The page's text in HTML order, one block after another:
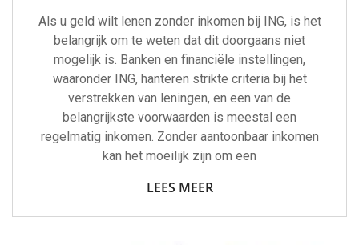
Als u geld wilt lenen zonder inkomen bij ING, is het
belangrijk om te weten dat dit doorgaans niet
mogelijk is. Banken en financiële instellingen,
waaronder ING, hanteren strikte criteria bij het
verstrekken van leningen, en een van de
belangrijkste voorwaarden is meestal een
regelmatig inkomen. Zonder aantoonbaar inkomen
kan het moeilijk zijn om een
LEES MEER